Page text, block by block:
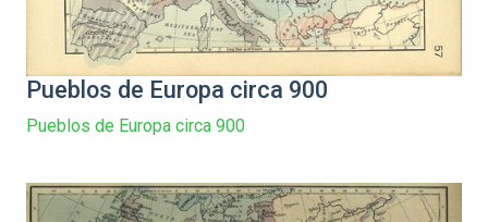
Pueblos de Europa circa 900
Pueblos de Europa circa 900